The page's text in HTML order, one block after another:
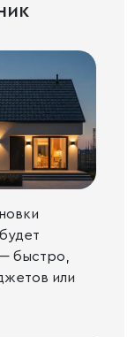
быстро,
или